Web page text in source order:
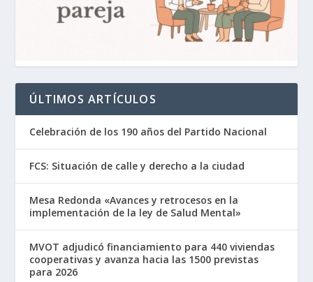
ÚLTIMOS ARTÍCULOS
Celebración de los 190 años del Partido Nacional
FCS: Situación de calle y derecho a la ciudad
Mesa Redonda «Avances y retrocesos en la
implementación de la ley de Salud Mental»
MVOT adjudicó financiamiento para 440 viviendas
cooperativas y avanza hacia las 1500 previstas
para 2026